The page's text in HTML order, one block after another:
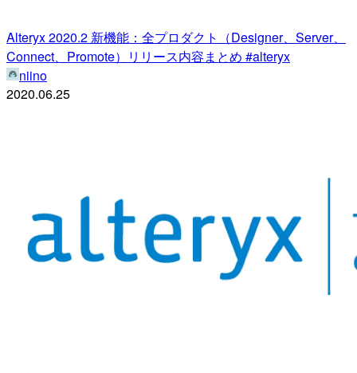
Alteryx 2020.2 新機能：全プロダクト（Designer、Server、
Connect、Promote）リリース内容まとめ #alteryx
niino
2020.06.25